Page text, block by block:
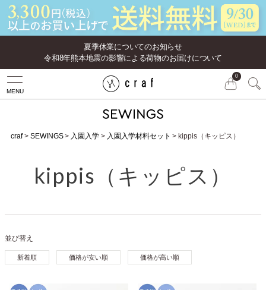
夏季休業についてのお知らせ
令和8年熊本地震の影響による荷物のお届けについて
MENU
0
craf SEWINGS 入園入学 入園入学材料セット kippis（キッピス）
kippis（キッピス）
並び替え
新着順 価格が安い順 価格が高い順